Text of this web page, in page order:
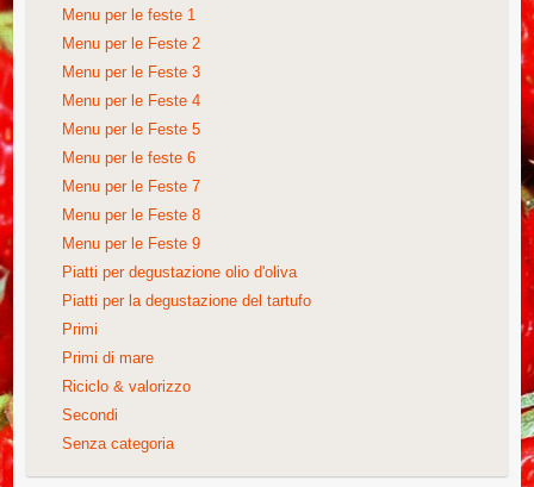
Menu per le feste 1
Menu per le Feste 2
Menu per le Feste 3
Menu per le Feste 4
Menu per le Feste 5
Menu per le feste 6
Menu per le Feste 7
Menu per le Feste 8
Menu per le Feste 9
Piatti per degustazione olio d'oliva
Piatti per la degustazione del tartufo
Primi
Primi di mare
Riciclo & valorizzo
Secondi
Senza categoria